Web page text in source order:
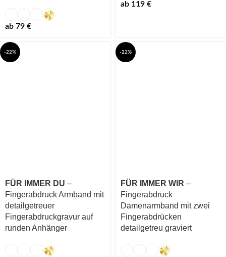
ab 79 €
ab 119 €
-22%
FÜR IMMER DU –
Fingerabdruck Armband mit
detailgetreuer
Fingerabdruckgravur auf
runden Anhänger
-22%
FÜR IMMER WIR –
Fingerabdruck
Damenarmband mit zwei
Fingerabdrücken
detailgetreu graviert